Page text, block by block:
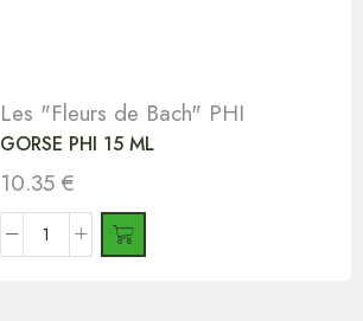
Les "Fleurs de Bach" PHI
GORSE PHI 15 ML
10.35 €